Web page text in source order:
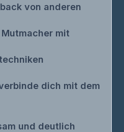
von anderen
mit
dich mit dem
und deutlich